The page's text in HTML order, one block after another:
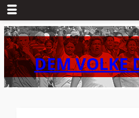
Zum
Inhalt
springenDEM VOLKE